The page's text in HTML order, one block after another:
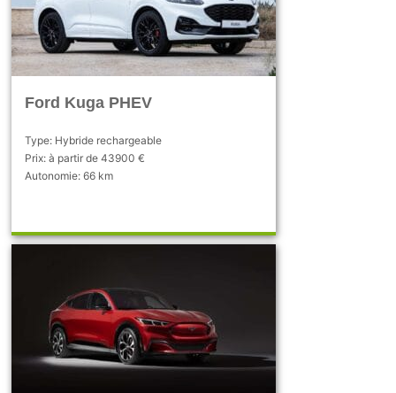
Ford Kuga PHEV
Type: Hybride rechargeable
Prix: à partir de 43900 €
Autonomie: 66 km